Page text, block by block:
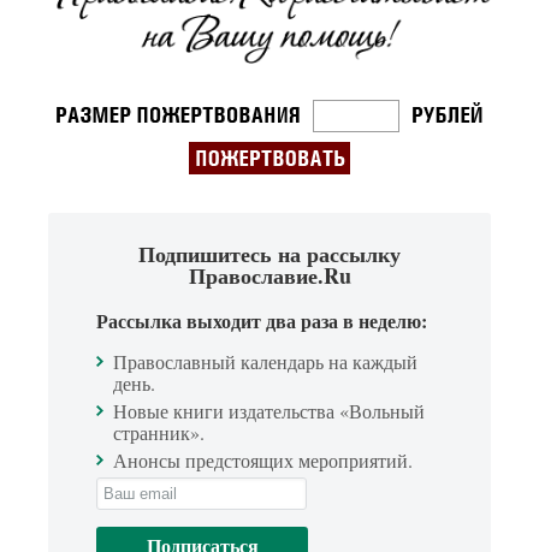
Подпишитесь на рассылку
Православие.Ru
Рассылка выходит два раза в неделю:
Православный календарь на каждый
день.
Новые книги издательства «Вольный
странник».
Анонсы предстоящих мероприятий.